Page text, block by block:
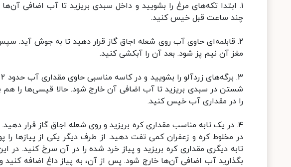
۱. ابتدا تکه‌های مرغ را بشویید و داخل سبدی بریزید تا آب اضافی
چند ساعت قبل خیس کنید.
۲. قابلمه‌ای حاوی آب روی شعله اجاق گاز قرار دهید تا به جوش آید.
مغز آن نیم پز شود. بعد آن را آبکشی کنید.
شستن در سبدی بریزید تا آب اضافی آن خارج شود. حالا قیسی‌ها را
را در مقداری آب خیس کنید.
۴. در یک تابه مناسب مقداری کره بریزید و روی شعله اجاق گاز قرار
در مخلوط کره و زعفران کمی تفت دهید. از طرف دیگر یکی از پیاز‌ها
تابه دیگری مقداری کره بریزید و پیاز خرد شده را در آن سرخ کنید. در
بگذارید آب اضافی آن‌ها خارج شود. پس از آن، به پیاز داغ اضافه